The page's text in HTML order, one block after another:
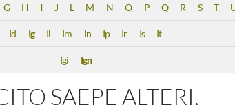
G H I J L M N O P Q R S T
Id Ig Il Im In Ip Ir Is It
Igi Ign
SAEPE ALTERI,